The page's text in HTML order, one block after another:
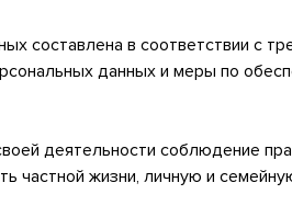
составлена в соответствии с
данных и меры по
деятельности соблюдение
частной жизни, личную и